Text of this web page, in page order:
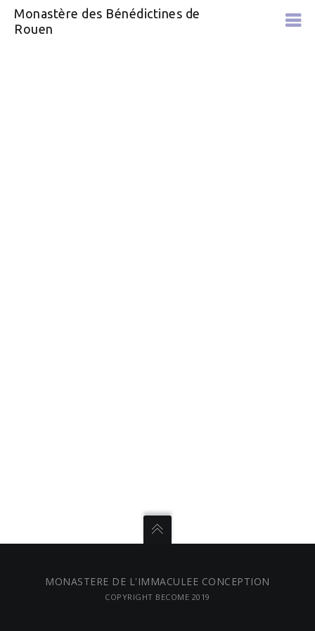
Monastère des Bénédictines de
Rouen
MONASTERE DE L'IMMACULEE CONCEPTION
COPYRIGHT BECOME 2019